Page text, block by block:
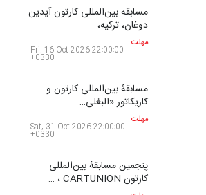
مسابقه بین‌المللی کارتون آیدین
دوغان، ترکیه،…
مهلت
Fri, 16 Oct 2026 22:00:00
+0330
مسابقۀ بین‌المللی کارتون و
کاریکاتور «البغلی…
مهلت
Sat, 31 Oct 2026 22:00:00
+0330
پنجمین مسابقۀ بین‌المللی
کارتون CARTUNION ، …